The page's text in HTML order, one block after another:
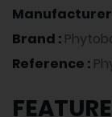
Manufacturer
Brand :
Reference :